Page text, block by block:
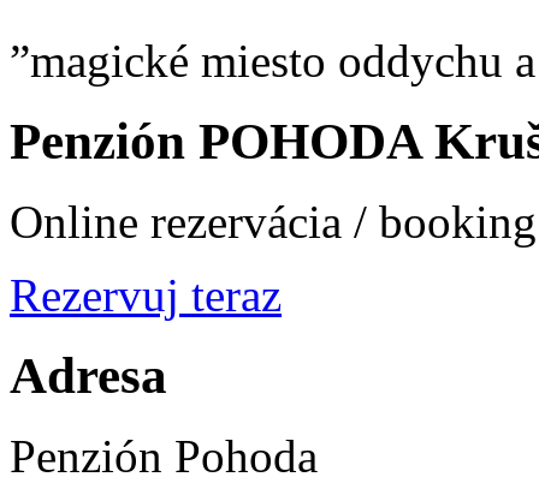
”magické miesto oddychu
Penzión POHODA
Online rezervácia /
Rezervuj teraz
Adresa
Penzión Pohoda